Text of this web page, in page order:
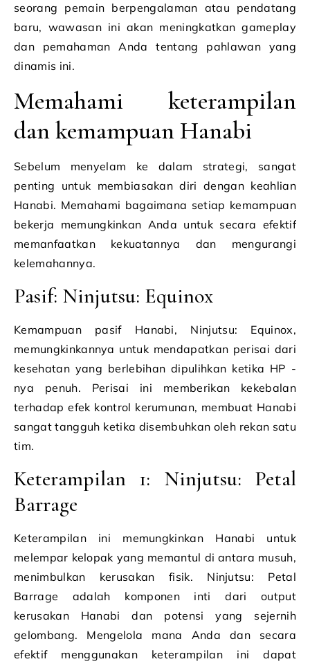
seorang pemain berpengalaman atau pendatang
baru, wawasan ini akan meningkatkan gameplay
dan pemahaman Anda tentang pahlawan yang
dinamis ini.
Memahami keterampilan
dan kemampuan Hanabi
Sebelum menyelam ke dalam strategi, sangat
penting untuk membiasakan diri dengan keahlian
Hanabi. Memahami bagaimana setiap kemampuan
bekerja memungkinkan Anda untuk secara efektif
memanfaatkan kekuatannya dan mengurangi
kelemahannya.
Pasif: Ninjutsu: Equinox
Kemampuan pasif Hanabi, Ninjutsu: Equinox,
memungkinkannya untuk mendapatkan perisai dari
kesehatan yang berlebihan dipulihkan ketika HP -
nya penuh. Perisai ini memberikan kekebalan
terhadap efek kontrol kerumunan, membuat Hanabi
sangat tangguh ketika disembuhkan oleh rekan satu
tim.
Keterampilan 1: Ninjutsu: Petal
Barrage
Keterampilan ini memungkinkan Hanabi untuk
melempar kelopak yang memantul di antara musuh,
menimbulkan kerusakan fisik. Ninjutsu: Petal
Barrage adalah komponen inti dari output
kerusakan Hanabi dan potensi yang sejernih
gelombang. Mengelola mana Anda dan secara
efektif menggunakan keterampilan ini dapat